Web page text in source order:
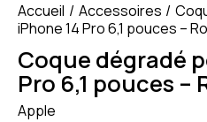
Accueil Accessoires
iPhone 14 Pro 6,1 pouces –
Coque dégradé
Pro 6,1 pouces –
Apple